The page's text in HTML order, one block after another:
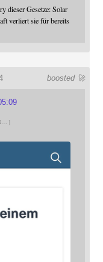
dieser Gesetze: Solar
verliert sie für bereits
boosted 🚀